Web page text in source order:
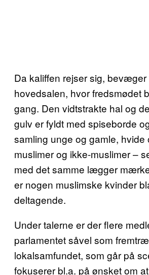
Da kaliffen rejser sig,
hovedsalen, hvor fredsmødet
gang. Den vidtstrakte hal og
gulv er fyldt med spiseborde
samling unge og gamle, hvide
muslimer og ikke-muslimer –
med det samme lægger
er nogen muslimske kvinder
deltagende.
Under talerne er der flere
parlamentet såvel som
lokalsamfundet, som går på
fokuserer bl.a. på ønsket om